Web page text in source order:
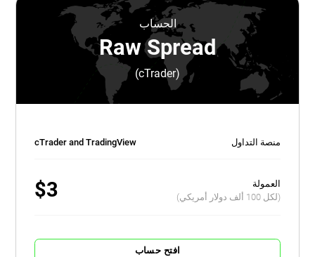
الحساب
Raw Spread
(cTrader)
منصة التداول cTrader and TradingView
العمولة
(لكل 100 ألف دولار أمريكي)
$3
افتح حساب